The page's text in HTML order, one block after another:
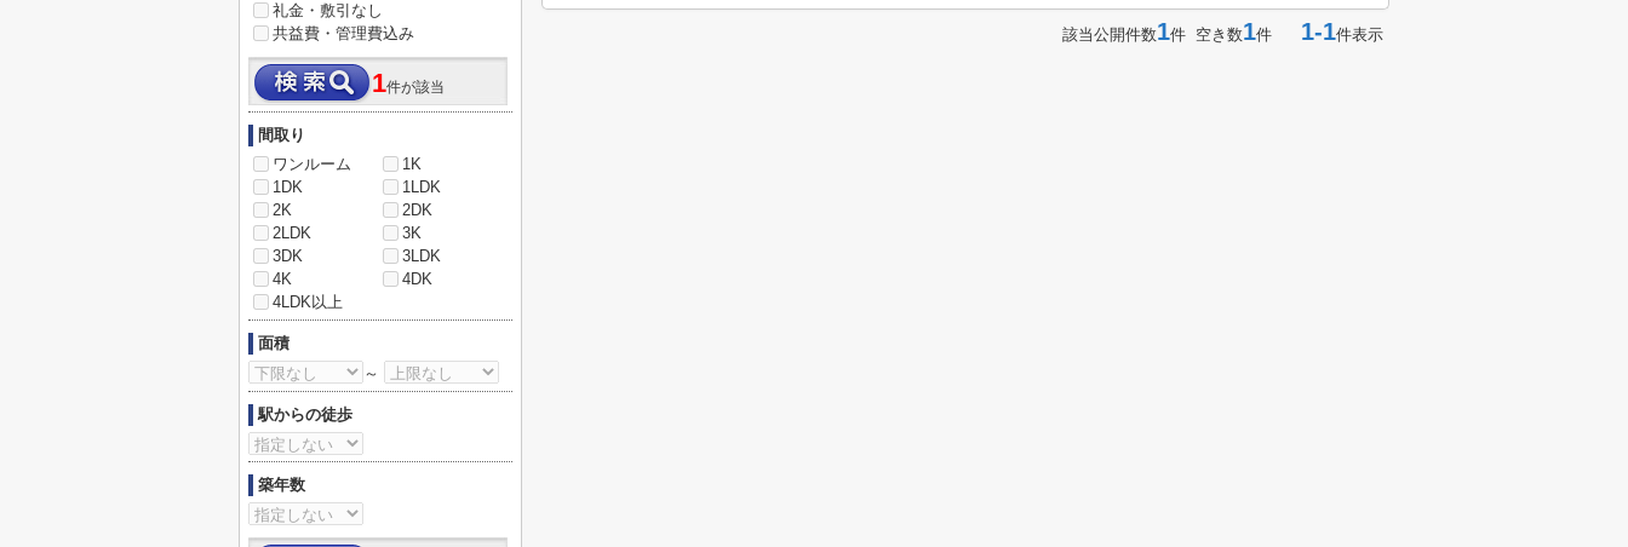
該当公開件数1件 空き数1件 1-1件表示
礼金・敷引なし
共益費・管理費込み
1件が該当
間取り
ワンルーム
1K
1DK
1LDK
2K
2DK
2LDK
3K
3DK
3LDK
4K
4DK
4LDK以上
面積
～
駅からの徒歩
築年数